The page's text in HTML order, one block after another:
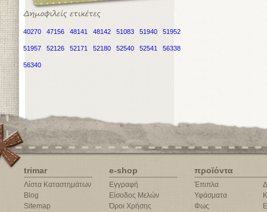
40270 47156 48141 48142 51083 51940 51952
51957 52126 52171 52180 52540 52541 56338
56340
trimar
Λίστα Καταστημάτων
Blog
Sitemap
e-shop
Εγγραφή
Είσοδος Μελών
Όροι Χρήσης
προϊόντα
Έπιπλα
Υφάσματα
Φως